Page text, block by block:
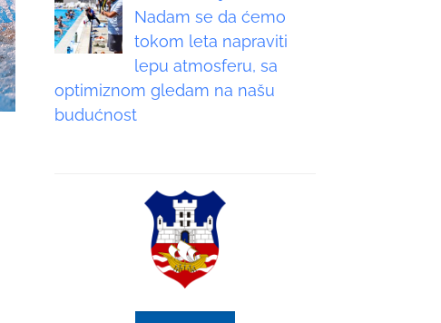
Nadam se da ćemo
tokom leta napraviti
lepu atmosferu, sa
optimiznom gledam na našu
budućnost